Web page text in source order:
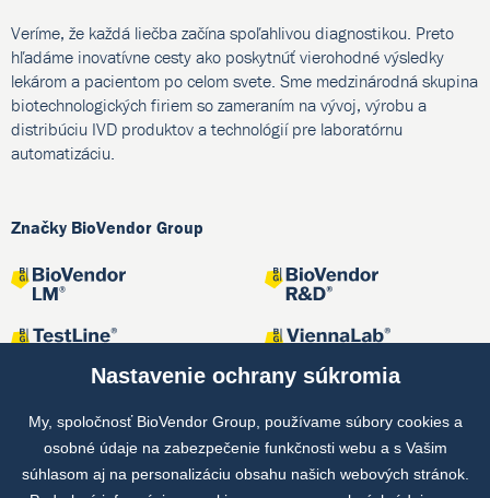
Veríme, že každá liečba začína spoľahlivou diagnostikou. Preto
hľadáme inovatívne cesty ako poskytnúť vierohodné výsledky
lekárom a pacientom po celom svete. Sme medzinárodná skupina
biotechnologických firiem so zameraním na vývoj, výrobu a
distribúciu IVD produktov a technológií pre laboratórnu
automatizáciu.
Značky BioVendor Group
Spoločné projekty
Nastavenie ochrany súkromia
My, spoločnosť BioVendor Group, používame súbory cookies a
osobné údaje na zabezpečenie funkčnosti webu a s Vašim
súhlasom aj na personalizáciu obsahu našich webových stránok.